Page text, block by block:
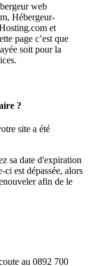
web
Hébergeur-
et
page c’est que
soit pour la
?
site a été
sa date d'expiration
est dépassée, alors
afin de le
au 0892 700